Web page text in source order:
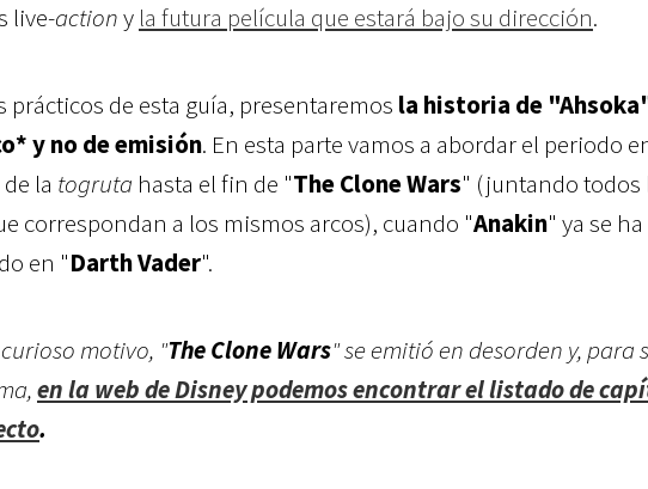
live-actiony la futura película que estará bajo su dirección.
prácticos de esta guía, presentaremos la historia de
y no de emisión. En esta parte vamos a abordar el periodo
la togruta hasta el fin de "The Clone Wars" (juntando todos
correspondan a los mismos arcos), cuando "Anakin" ya se ha
en "Darth Vader".
motivo, "The Clone Wars" se emitió en desorden y, para
en la web de Disney podemos encontrar el listado de
.